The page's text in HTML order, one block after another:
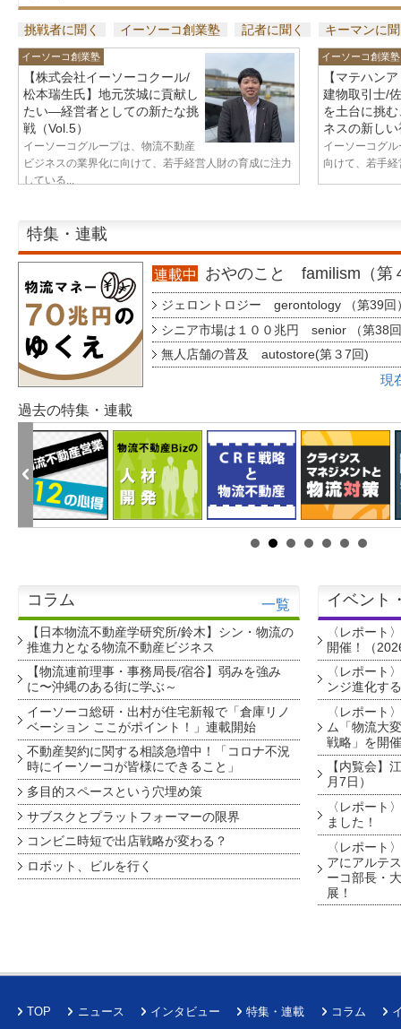
挑戦者に聞く イーソーコ創業塾 記者に聞く キーマンに
イーソーコ創業塾
【株式会社イーソーコクール/
松本瑞生氏】地元茨城に貢献し
たい—経営者としての新たな挑
戦（Vol.5）
イーソーコグループは、物流不動産
ビジネスの業界化に向けて、若手経営人財の育成に注力
している...
イーソーコ創業塾
【マテハン
建物取引士/
を土台に挑
ネスの新し
イーソーコグ
向けて、若手
特集・連載
連載中 おやのこと familism（第
ジェロントロジー gerontology （第39回
シニア市場は１００兆円 senior （第38
無人店舗の普及 autostore(第３7回)
現
過去の特集・連載
コラム 一覧
【日本物流不動産学研究所/鈴木】シン・物流の
推進力となる物流不動産ビジネス
【物流連前理事・事務局長/宿谷】弱みを強み
に〜沖縄のある街に学ぶ～
イーソーコ総研・出村が住宅新報で「倉庫リノ
ベーション ここがポイント！」連載開始
不動産契約に関する相談急増中！「コロナ不況
時にイーソーコが皆様にできること」
多目的スペースという穴埋め策
サブスクとプラットフォーマーの限界
コンビニ時短で出店戦略が変わる？
ロボット、ビルを行く
イベント
〈レポート
開催！（
〈レポート
ンジ進化す
〈レポート
ム「物流大
戦略」を開
【内覧会】
月7日）
〈レポート
ました！
〈レポート
アにアルテ
ーコ部長・
展！
TOP ニュース インタビュー 特集・連載 コラム